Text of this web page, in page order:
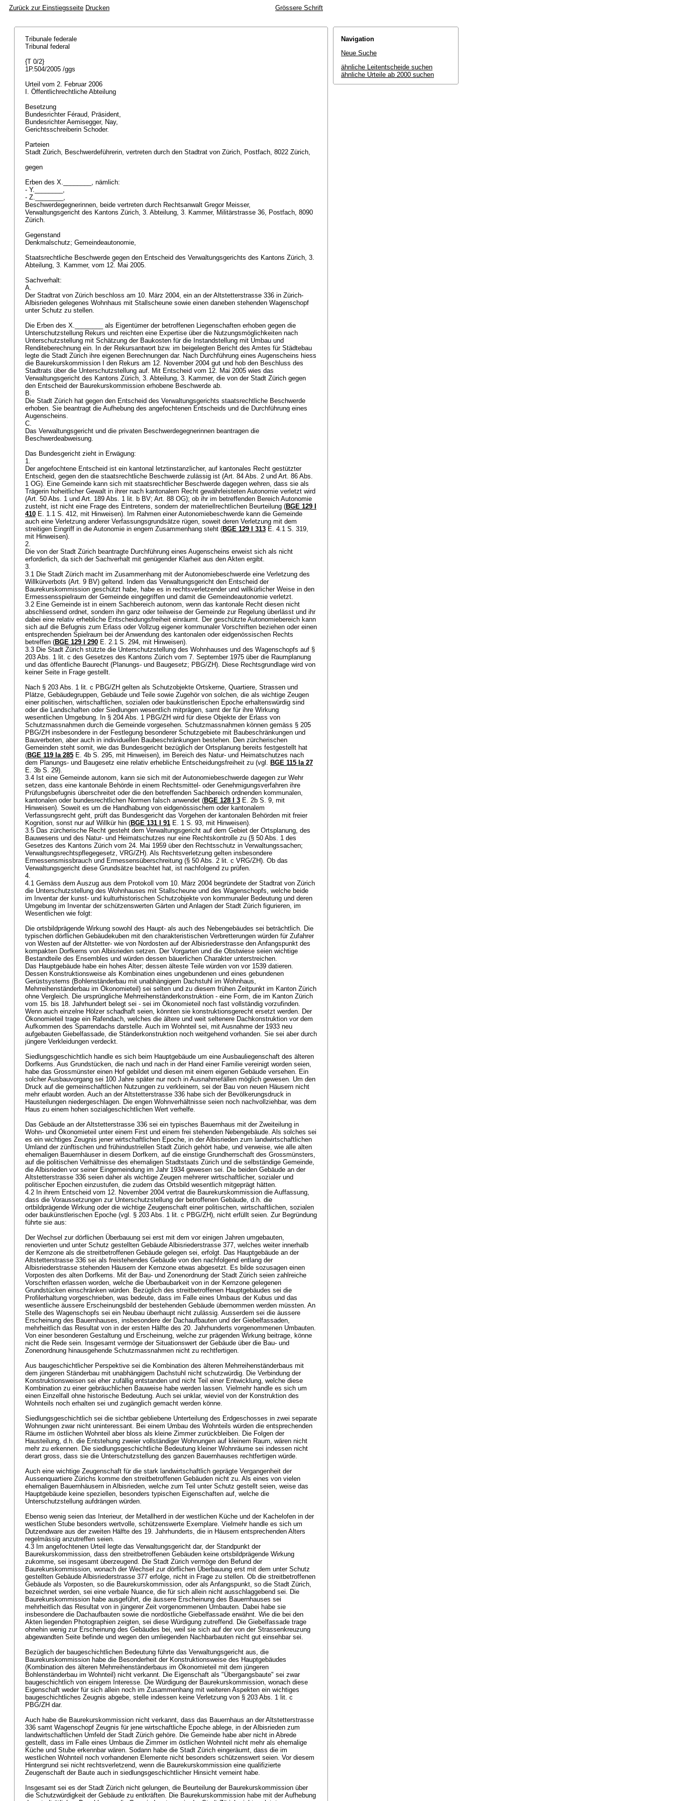
Zurück zur Einstiegsseite Drucken Grössere Schrift
Tribunale federale
Tribunal federal
{T 0/2}
1P.504/2005 /ggs
Urteil vom 2. Februar 2006
I. Öffentlichrechtliche Abteilung
Besetzung
Bundesrichter Féraud, Präsident,
Bundesrichter Aemisegger, Nay,
Gerichtsschreiberin Schoder.
Parteien
Stadt Zürich, Beschwerdeführerin, vertreten durch den Stadtrat von Zürich, Postfach, 8022 Zürich,
gegen
Erben des X.________, nämlich:
- Y.________,
- Z.________,
Beschwerdegegnerinnen, beide vertreten durch Rechtsanwalt Gregor Meisser,
Verwaltungsgericht des Kantons Zürich, 3. Abteilung, 3. Kammer, Militärstrasse 36, Postfach, 8090
Zürich.
Gegenstand
Denkmalschutz; Gemeindeautonomie,
Staatsrechtliche Beschwerde gegen den Entscheid des Verwaltungsgerichts des Kantons Zürich, 3.
Abteilung, 3. Kammer, vom 12. Mai 2005.
Sachverhalt:
A.
Der Stadtrat von Zürich beschloss am 10. März 2004, ein an der Altstetterstrasse 336 in Zürich-
Albisrieden gelegenes Wohnhaus mit Stallscheune sowie einen daneben stehenden Wagenschopf
unter Schutz zu stellen.
Die Erben des X.________ als Eigentümer der betroffenen Liegenschaften erhoben gegen die
Unterschutzstellung Rekurs und reichten eine Expertise über die Nutzungsmöglichkeiten nach
Unterschutzstellung mit Schätzung der Baukosten für die Instandstellung mit Umbau und
Renditeberechnung ein. In der Rekursantwort bzw. im beigelegten Bericht des Amtes für Städtebau
legte die Stadt Zürich ihre eigenen Berechnungen dar. Nach Durchführung eines Augenscheins hiess
die Baurekurskommission I den Rekurs am 12. November 2004 gut und hob den Beschluss des
Stadtrats über die Unterschutzstellung auf. Mit Entscheid vom 12. Mai 2005 wies das
Verwaltungsgericht des Kantons Zürich, 3. Abteilung, 3. Kammer, die von der Stadt Zürich gegen
den Entscheid der Baurekurskommission erhobene Beschwerde ab.
B.
Die Stadt Zürich hat gegen den Entscheid des Verwaltungsgerichts staatsrechtliche Beschwerde
erhoben. Sie beantragt die Aufhebung des angefochtenen Entscheids und die Durchführung eines
Augenscheins.
C.
Das Verwaltungsgericht und die privaten Beschwerdegegnerinnen beantragen die
Beschwerdeabweisung.
Das Bundesgericht zieht in Erwägung:
1.
Der angefochtene Entscheid ist ein kantonal letztinstanzlicher, auf kantonales Recht gestützter
Entscheid, gegen den die staatsrechtliche Beschwerde zulässig ist (Art. 84 Abs. 2 und Art. 86 Abs.
1 OG). Eine Gemeinde kann sich mit staatsrechtlicher Beschwerde dagegen wehren, dass sie als
Trägerin hoheitlicher Gewalt in ihrer nach kantonalem Recht gewährleisteten Autonomie verletzt wird
(Art. 50 Abs. 1 und Art. 189 Abs. 1 lit. b BV; Art. 88 OG); ob ihr im betreffenden Bereich Autonomie
zusteht, ist nicht eine Frage des Eintretens, sondern der materiellrechtlichen Beurteilung (BGE 129 I
410 E. 1.1 S. 412, mit Hinweisen). Im Rahmen einer Autonomiebeschwerde kann die Gemeinde
auch eine Verletzung anderer Verfassungsgrundsätze rügen, soweit deren Verletzung mit dem
streitigen Eingriff in die Autonomie in engem Zusammenhang steht (BGE 129 I 313 E. 4.1 S. 319,
mit Hinweisen).
2.
Die von der Stadt Zürich beantragte Durchführung eines Augenscheins erweist sich als nicht
erforderlich, da sich der Sachverhalt mit genügender Klarheit aus den Akten ergibt.
3.
3.1 Die Stadt Zürich macht im Zusammenhang mit der Autonomiebeschwerde eine Verletzung des
Willkürverbots (Art. 9 BV) geltend. Indem das Verwaltungsgericht den Entscheid der
Baurekurskommission geschützt habe, habe es in rechtsverletzender und willkürlicher Weise in den
Ermessensspielraum der Gemeinde eingegriffen und damit die Gemeindeautonomie verletzt.
3.2 Eine Gemeinde ist in einem Sachbereich autonom, wenn das kantonale Recht diesen nicht
abschliessend ordnet, sondern ihn ganz oder teilweise der Gemeinde zur Regelung überlässt und ihr
dabei eine relativ erhebliche Entscheidungsfreiheit einräumt. Der geschützte Autonomiebereich kann
sich auf die Befugnis zum Erlass oder Vollzug eigener kommunaler Vorschriften beziehen oder einen
entsprechenden Spielraum bei der Anwendung des kantonalen oder eidgenössischen Rechts
betreffen (BGE 129 I 290 E. 2.1 S. 294, mit Hinweisen).
3.3 Die Stadt Zürich stützte die Unterschutzstellung des Wohnhauses und des Wagenschopfs auf §
203 Abs. 1 lit. c des Gesetzes des Kantons Zürich vom 7. September 1975 über die Raumplanung
und das öffentliche Baurecht (Planungs- und Baugesetz; PBG/ZH). Diese Rechtsgrundlage wird von
keiner Seite in Frage gestellt.
Nach § 203 Abs. 1 lit. c PBG/ZH gelten als Schutzobjekte Ortskerne, Quartiere, Strassen und
Plätze, Gebäudegruppen, Gebäude und Teile sowie Zugehör von solchen, die als wichtige Zeugen
einer politischen, wirtschaftlichen, sozialen oder baukünstlerischen Epoche erhaltenswürdig sind
oder die Landschaften oder Siedlungen wesentlich mitprägen, samt der für ihre Wirkung
wesentlichen Umgebung. In § 204 Abs. 1 PBG/ZH wird für diese Objekte der Erlass von
Schutzmassnahmen durch die Gemeinde vorgesehen. Schutzmassnahmen können gemäss § 205
PBG/ZH insbesondere in der Festlegung besonderer Schutzgebiete mit Baubeschränkungen und
Bauverboten, aber auch in individuellen Baubeschränkungen bestehen. Den zürcherischen
Gemeinden steht somit, wie das Bundesgericht bezüglich der Ortsplanung bereits festgestellt hat
(BGE 119 Ia 285 E. 4b S. 295, mit Hinweisen), im Bereich des Natur- und Heimatschutzes nach
dem Planungs- und Baugesetz eine relativ erhebliche Entscheidungsfreiheit zu (vgl. BGE 115 Ia 27
E. 3b S. 29).
3.4 Ist eine Gemeinde autonom, kann sie sich mit der Autonomiebeschwerde dagegen zur Wehr
setzen, dass eine kantonale Behörde in einem Rechtsmittel- oder Genehmigungsverfahren ihre
Prüfungsbefugnis überschreitet oder die den betreffenden Sachbereich ordnenden kommunalen,
kantonalen oder bundesrechtlichen Normen falsch anwendet (BGE 128 I 3 E. 2b S. 9, mit
Hinweisen). Soweit es um die Handhabung von eidgenössischem oder kantonalem
Verfassungsrecht geht, prüft das Bundesgericht das Vorgehen der kantonalen Behörden mit freier
Kognition, sonst nur auf Willkür hin (BGE 131 I 91 E. 1 S. 93, mit Hinweisen).
3.5 Das zürcherische Recht gesteht dem Verwaltungsgericht auf dem Gebiet der Ortsplanung, des
Bauwesens und des Natur- und Heimatschutzes nur eine Rechtskontrolle zu (§ 50 Abs. 1 des
Gesetzes des Kantons Zürich vom 24. Mai 1959 über den Rechtsschutz in Verwaltungssachen;
Verwaltungsrechtspflegegesetz, VRG/ZH). Als Rechtsverletzung gelten insbesondere
Ermessensmissbrauch und Ermessensüberschreitung (§ 50 Abs. 2 lit. c VRG/ZH). Ob das
Verwaltungsgericht diese Grundsätze beachtet hat, ist nachfolgend zu prüfen.
4.
4.1 Gemäss dem Auszug aus dem Protokoll vom 10. März 2004 begründete der Stadtrat von Zürich
die Unterschutzstellung des Wohnhauses mit Stallscheune und des Wagenschopfs, welche beide
im Inventar der kunst- und kulturhistorischen Schutzobjekte von kommunaler Bedeutung und deren
Umgebung im Inventar der schützenswerten Gärten und Anlagen der Stadt Zürich figurieren, im
Wesentlichen wie folgt:
Die ortsbildprägende Wirkung sowohl des Haupt- als auch des Nebengebäudes sei beträchtlich. Die
typischen dörflichen Gebäudekuben mit den charakteristischen Verbretterungen würden für Zufahrer
von Westen auf der Altstetter- wie von Nordosten auf der Albisriederstrasse den Anfangspunkt des
kompakten Dorfkerns von Albisrieden setzen. Der Vorgarten und die Obstwiese seien wichtige
Bestandteile des Ensembles und würden dessen bäuerlichen Charakter unterstreichen.
Das Hauptgebäude habe ein hohes Alter; dessen älteste Teile würden von vor 1539 datieren.
Dessen Konstruktionsweise als Kombination eines ungebundenen und eines gebundenen
Gerüstsystems (Bohlenständerbau mit unabhängigem Dachstuhl im Wohnhaus,
Mehrreihenständerbau im Ökonomieteil) sei selten und zu diesem frühen Zeitpunkt im Kanton Zürich
ohne Vergleich. Die ursprüngliche Mehrreihenständerkonstruktion - eine Form, die im Kanton Zürich
vom 15. bis 18. Jahrhundert belegt sei - sei im Ökonomieteil noch fast vollständig vorzufinden.
Wenn auch einzelne Hölzer schadhaft seien, könnten sie konstruktionsgerecht ersetzt werden. Der
Ökonomieteil trage ein Rafendach, welches die ältere und weit seltenere Dachkonstruktion vor dem
Aufkommen des Sparrendachs darstelle. Auch im Wohnteil sei, mit Ausnahme der 1933 neu
aufgebauten Giebelfassade, die Ständerkonstruktion noch weitgehend vorhanden. Sie sei aber durch
jüngere Verkleidungen verdeckt.
Siedlungsgeschichtlich handle es sich beim Hauptgebäude um eine Ausbauliegenschaft des älteren
Dorfkerns. Aus Grundstücken, die nach und nach in der Hand einer Familie vereinigt worden seien,
habe das Grossmünster einen Hof gebildet und diesen mit einem eigenen Gebäude versehen. Ein
solcher Ausbauvorgang sei 100 Jahre später nur noch in Ausnahmefällen möglich gewesen. Um den
Druck auf die gemeinschaftlichen Nutzungen zu verkleinern, sei der Bau von neuen Häusern nicht
mehr erlaubt worden. Auch an der Altstetterstrasse 336 habe sich der Bevölkerungsdruck in
Hausteilungen niedergeschlagen. Die engen Wohnverhältnisse seien noch nachvollziehbar, was dem
Haus zu einem hohen sozialgeschichtlichen Wert verhelfe.
Das Gebäude an der Altstetterstrasse 336 sei ein typisches Bauernhaus mit der Zweiteilung in
Wohn- und Ökonomieteil unter einem First und einem frei stehenden Nebengebäude. Als solches sei
es ein wichtiges Zeugnis jener wirtschaftlichen Epoche, in der Albisrieden zum landwirtschaftlichen
Umland der zünftischen und frühindustriellen Stadt Zürich gehört habe, und verweise, wie alle alten
ehemaligen Bauernhäuser in diesem Dorfkern, auf die einstige Grundherrschaft des Grossmünsters,
auf die politischen Verhältnisse des ehemaligen Stadtstaats Zürich und die selbständige Gemeinde,
die Albisrieden vor seiner Eingemeindung im Jahr 1934 gewesen sei. Die beiden Gebäude an der
Altstetterstrasse 336 seien daher als wichtige Zeugen mehrerer wirtschaftlicher, sozialer und
politischer Epochen einzustufen, die zudem das Ortsbild wesentlich mitgeprägt hätten.
4.2 In ihrem Entscheid vom 12. November 2004 vertrat die Baurekurskommission die Auffassung,
dass die Voraussetzungen zur Unterschutzstellung der betroffenen Gebäude, d.h. die
ortbildprägende Wirkung oder die wichtige Zeugenschaft einer politischen, wirtschaftlichen, sozialen
oder baukünstlerischen Epoche (vgl. § 203 Abs. 1 lit. c PBG/ZH), nicht erfüllt seien. Zur Begründung
führte sie aus:
Der Wechsel zur dörflichen Überbauung sei erst mit dem vor einigen Jahren umgebauten,
renovierten und unter Schutz gestellten Gebäude Albisriederstrasse 377, welches weiter innerhalb
der Kernzone als die streitbetroffenen Gebäude gelegen sei, erfolgt. Das Hauptgebäude an der
Altstetterstrasse 336 sei als freistehendes Gebäude von den nachfolgend entlang der
Albisriederstrasse stehenden Häusern der Kernzone etwas abgesetzt. Es bilde sozusagen einen
Vorposten des alten Dorfkerns. Mit der Bau- und Zonenordnung der Stadt Zürich seien zahlreiche
Vorschriften erlassen worden, welche die Überbaubarkeit von in der Kernzone gelegenen
Grundstücken einschränken würden. Bezüglich des streitbetroffenen Hauptgebäudes sei die
Profilerhaltung vorgeschrieben, was bedeute, dass im Falle eines Umbaus der Kubus und das
wesentliche äussere Erscheinungsbild der bestehenden Gebäude übernommen werden müssten. An
Stelle des Wagenschopfs sei ein Neubau überhaupt nicht zulässig. Ausserdem sei die äussere
Erscheinung des Bauernhauses, insbesondere der Dachaufbauten und der Giebelfassaden,
mehrheitlich das Resultat von in der ersten Hälfte des 20. Jahrhunderts vorgenommenen Umbauten.
Von einer besonderen Gestaltung und Erscheinung, welche zur prägenden Wirkung beitrage, könne
nicht die Rede sein. Insgesamt vermöge der Situationswert der Gebäude über die Bau- und
Zonenordnung hinausgehende Schutzmassnahmen nicht zu rechtfertigen.
Aus baugeschichtlicher Perspektive sei die Kombination des älteren Mehrreihenständerbaus mit
dem jüngeren Ständerbau mit unabhängigem Dachstuhl nicht schutzwürdig. Die Verbindung der
Konstruktionsweisen sei eher zufällig entstanden und nicht Teil einer Entwicklung, welche diese
Kombination zu einer gebräuchlichen Bauweise habe werden lassen. Vielmehr handle es sich um
einen Einzelfall ohne historische Bedeutung. Auch sei unklar, wieviel von der Konstruktion des
Wohnteils noch erhalten sei und zugänglich gemacht werden könne.
Siedlungsgeschichtlich sei die sichtbar gebliebene Unterteilung des Erdgeschosses in zwei separate
Wohnungen zwar nicht uninteressant. Bei einem Umbau des Wohnteils würden die entsprechenden
Räume im östlichen Wohnteil aber bloss als kleine Zimmer zurückbleiben. Die Folgen der
Hausteilung, d.h. die Entstehung zweier vollständiger Wohnungen auf kleinem Raum, wären nicht
mehr zu erkennen. Die siedlungsgeschichtliche Bedeutung kleiner Wohnräume sei indessen nicht
derart gross, dass sie die Unterschutzstellung des ganzen Bauernhauses rechtfertigen würde.
Auch eine wichtige Zeugenschaft für die stark landwirtschaftlich geprägte Vergangenheit der
Aussenquartiere Zürichs komme den streitbetroffenen Gebäuden nicht zu. Als eines von vielen
ehemaligen Bauernhäusern in Albisrieden, welche zum Teil unter Schutz gestellt seien, weise das
Hauptgebäude keine speziellen, besonders typischen Eigenschaften auf, welche die
Unterschutzstellung aufdrängen würden.
Ebenso wenig seien das Interieur, der Metallherd in der westlichen Küche und der Kachelofen in der
westlichen Stube besonders wertvolle, schützenswerte Exemplare. Vielmehr handle es sich um
Dutzendware aus der zweiten Hälfte des 19. Jahrhunderts, die in Häusern entsprechenden Alters
regelmässig anzutreffen seien.
4.3 Im angefochtenen Urteil legte das Verwaltungsgericht dar, der Standpunkt der
Baurekurskommission, dass den streitbetroffenen Gebäuden keine ortsbildprägende Wirkung
zukomme, sei insgesamt überzeugend. Die Stadt Zürich vermöge den Befund der
Baurekurskommission, wonach der Wechsel zur dörflichen Überbauung erst mit dem unter Schutz
gestellten Gebäude Albisriederstrasse 377 erfolge, nicht in Frage zu stellen. Ob die streitbetroffenen
Gebäude als Vorposten, so die Baurekurskommission, oder als Anfangspunkt, so die Stadt Zürich,
bezeichnet werden, sei eine verbale Nuance, die für sich allein nicht ausschlaggebend sei. Die
Baurekurskommission habe ausgeführt, die äussere Erscheinung des Bauernhauses sei
mehrheitlich das Resultat von in jüngerer Zeit vorgenommenen Umbauten. Dabei habe sie
insbesondere die Dachaufbauten sowie die nordöstliche Giebelfassade erwähnt. Wie die bei den
Akten liegenden Photographien zeigten, sei diese Würdigung zutreffend. Die Giebelfassade trage
ohnehin wenig zur Erscheinung des Gebäudes bei, weil sie sich auf der von der Strassenkreuzung
abgewandten Seite befinde und wegen den umliegenden Nachbarbauten nicht gut einsehbar sei.
Bezüglich der baugeschichtlichen Bedeutung führte das Verwaltungsgericht aus, die
Baurekurskommission habe die Besonderheit der Konstruktionsweise des Hauptgebäudes
(Kombination des älteren Mehrreihenständerbaus im Ökonomieteil mit dem jüngeren
Bohlenständerbau im Wohnteil) nicht verkannt. Die Eigenschaft als "Übergangsbaute" sei zwar
baugeschichtlich von einigem Interesse. Die Würdigung der Baurekurskommission, wonach diese
Eigenschaft weder für sich allein noch im Zusammenhang mit weiteren Aspekten ein wichtiges
baugeschichtliches Zeugnis abgebe, stelle indessen keine Verletzung von § 203 Abs. 1 lit. c
PBG/ZH dar.
Auch habe die Baurekurskommission nicht verkannt, dass das Bauernhaus an der Altstetterstrasse
336 samt Wagenschopf Zeugnis für jene wirtschaftliche Epoche ablege, in der Albisrieden zum
landwirtschaftlichen Umfeld der Stadt Zürich gehöre. Die Gemeinde habe aber nicht in Abrede
gestellt, dass im Falle eines Umbaus die Zimmer im östlichen Wohnteil nicht mehr als ehemalige
Küche und Stube erkennbar wären. Sodann habe die Stadt Zürich eingeräumt, dass die im
westlichen Wohnteil noch vorhandenen Elemente nicht besonders schützenswert seien. Vor diesem
Hintergrund sei nicht rechtsverletzend, wenn die Baurekurskommission eine qualifizierte
Zeugenschaft der Baute auch in siedlungsgeschichtlicher Hinsicht verneint habe.
Insgesamt sei es der Stadt Zürich nicht gelungen, die Beurteilung der Baurekurskommission über
die Schutzwürdigkeit der Gebäude zu entkräften. Die Baurekurskommission habe mit der Aufhebung
Navigation
Neue Suche
ähnliche Leitentscheide suchen
ähnliche Urteile ab 2000 suchen